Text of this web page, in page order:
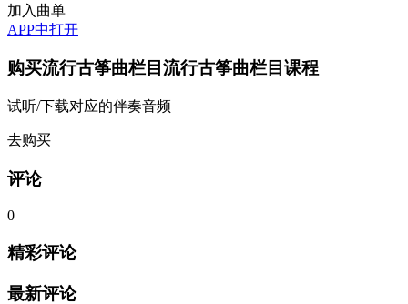
加入曲单
APP中打开
购买流行古筝曲栏目流行古筝曲栏目 课程
试听/下载对应的伴奏音频
去购买
评论
0
精彩评论
最新评论